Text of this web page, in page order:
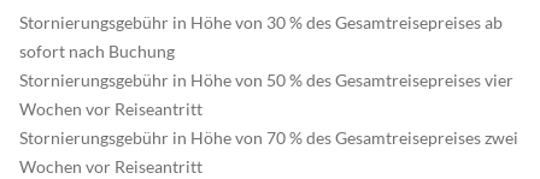
Stornierungsgebühr in Höhe von 30 % des Gesamtreisepreises ab
sofort nach Buchung
Stornierungsgebühr in Höhe von 50 % des Gesamtreisepreises vier
Wochen vor Reiseantritt
Stornierungsgebühr in Höhe von 70 % des Gesamtreisepreises zwei
Wochen vor Reiseantritt